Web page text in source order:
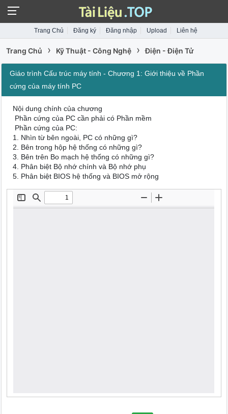
Trang Chủ Đăng ký Đăng nhập Upload Liên hệ
Trang Chủ › Kỹ Thuật - Công Nghệ › Điện - Điện Tử
Giáo trình Cấu trúc máy tính - Chương 1: Giới thiệu về Phần
cứng của máy tính PC
Nội dung chính của chương
 Phần cứng của PC cần phải có Phần mềm
 Phần cứng của PC:
1. Nhìn từ bên ngoài, PC có những gì?
2. Bên trong hộp hệ thống có những gì?
3. Bên trên Bo mạch hệ thống có những gì?
4. Phân biệt Bộ nhớ chính và Bộ nhớ phụ
5. Phân biệt BIOS hệ thống và BIOS mở rộng